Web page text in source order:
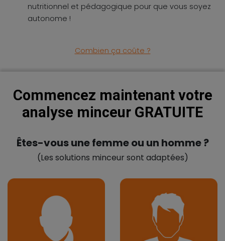
nutritionnel et pédagogique pour que vous soyez
autonome !
Combien ça coûte ?
Commencez maintenant votre
analyse minceur GRATUITE
Êtes-vous une femme ou un homme ?
(Les solutions minceur sont adaptées)